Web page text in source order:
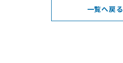
一覧へ戻る